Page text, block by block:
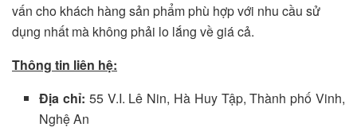
vấn cho khách hàng sản phẩm phù hợp với nhu cầu sử
dụng nhất mà không phải lo lắng về giá cả.
Thông tin liên hệ:
Địa chỉ: 55 V.I. Lê Nin, Hà Huy Tập, Thành phố Vinh,
Nghệ An